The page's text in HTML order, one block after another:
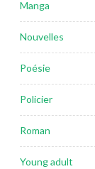
Manga
Nouvelles
Poésie
Policier
Roman
Young adult